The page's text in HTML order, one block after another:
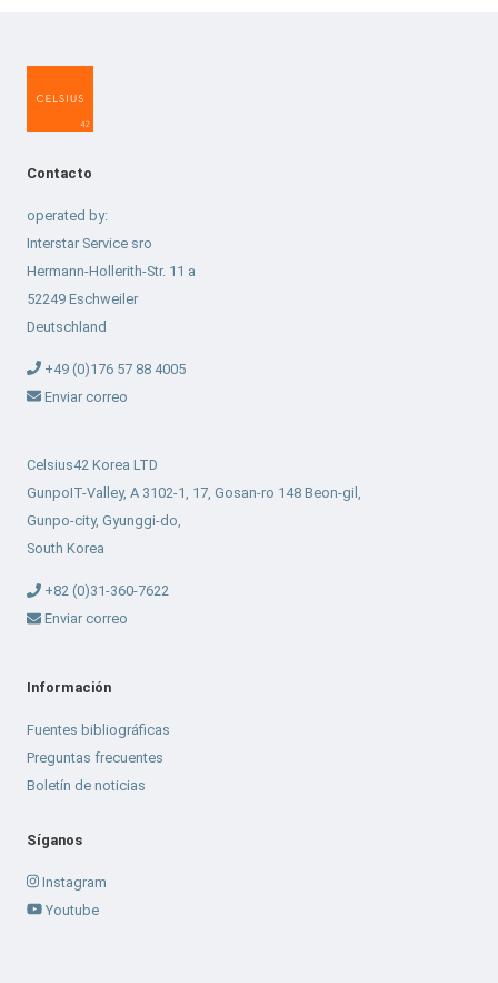
Contacto
operated by:
Interstar Service sro
Hermann-Hollerith-Str. 11 a
52249 Eschweiler
Deutschland
+49 (0)176 57 88 4005
Enviar correo
Celsius42 Korea LTD
GunpoIT-Valley, A 3102-1, 17, Gosan-ro 148 Beon-gil,
Gunpo-city, Gyunggi-do,
South Korea
+82 (0)31-360-7622
Enviar correo
Información
Fuentes bibliográficas
Preguntas frecuentes
Boletín de noticias
Síganos
Instagram
Youtube